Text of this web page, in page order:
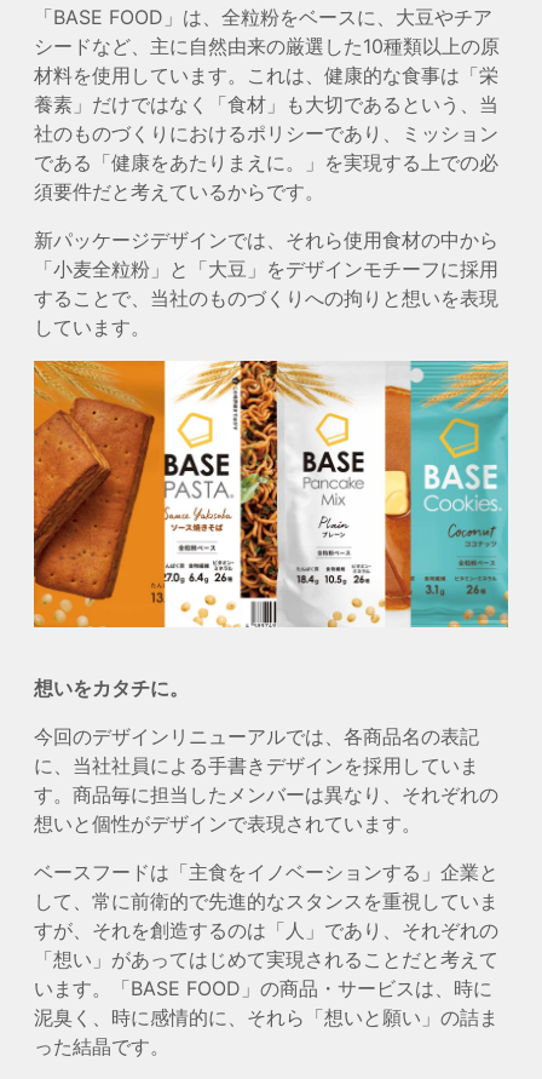
「BASE FOOD」は、全粒粉をベースに、大豆やチア
シードなど、主に自然由来の厳選した10種類以上の原
材料を使用しています。これは、健康的な食事は「栄
養素」だけではなく「食材」も大切であるという、当
社のものづくりにおけるポリシーであり、ミッション
である「健康をあたりまえに。」を実現する上での必
須要件だと考えているからです。
新パッケージデザインでは、それら使用食材の中から
「小麦全粒粉」と「大豆」をデザインモチーフに採用
することで、当社のものづくりへの拘りと想いを表現
しています。
想いをカタチに。
今回のデザインリニューアルでは、各商品名の表記
に、当社社員による手書きデザインを採用していま
す。商品毎に担当したメンバーは異なり、それぞれの
想いと個性がデザインで表現されています。
ベースフードは「主食をイノベーションする」企業と
して、常に前衛的で先進的なスタンスを重視していま
すが、それを創造するのは「人」であり、それぞれの
「想い」があってはじめて実現されることだと考えて
います。「BASE FOOD」の商品・サービスは、時に
泥臭く、時に感情的に、それら「想いと願い」の詰ま
った結晶です。